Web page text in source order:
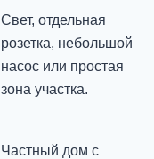
Свет, отдельная
розетка, небольшой
насос или простая
зона участка.
Частный дом с